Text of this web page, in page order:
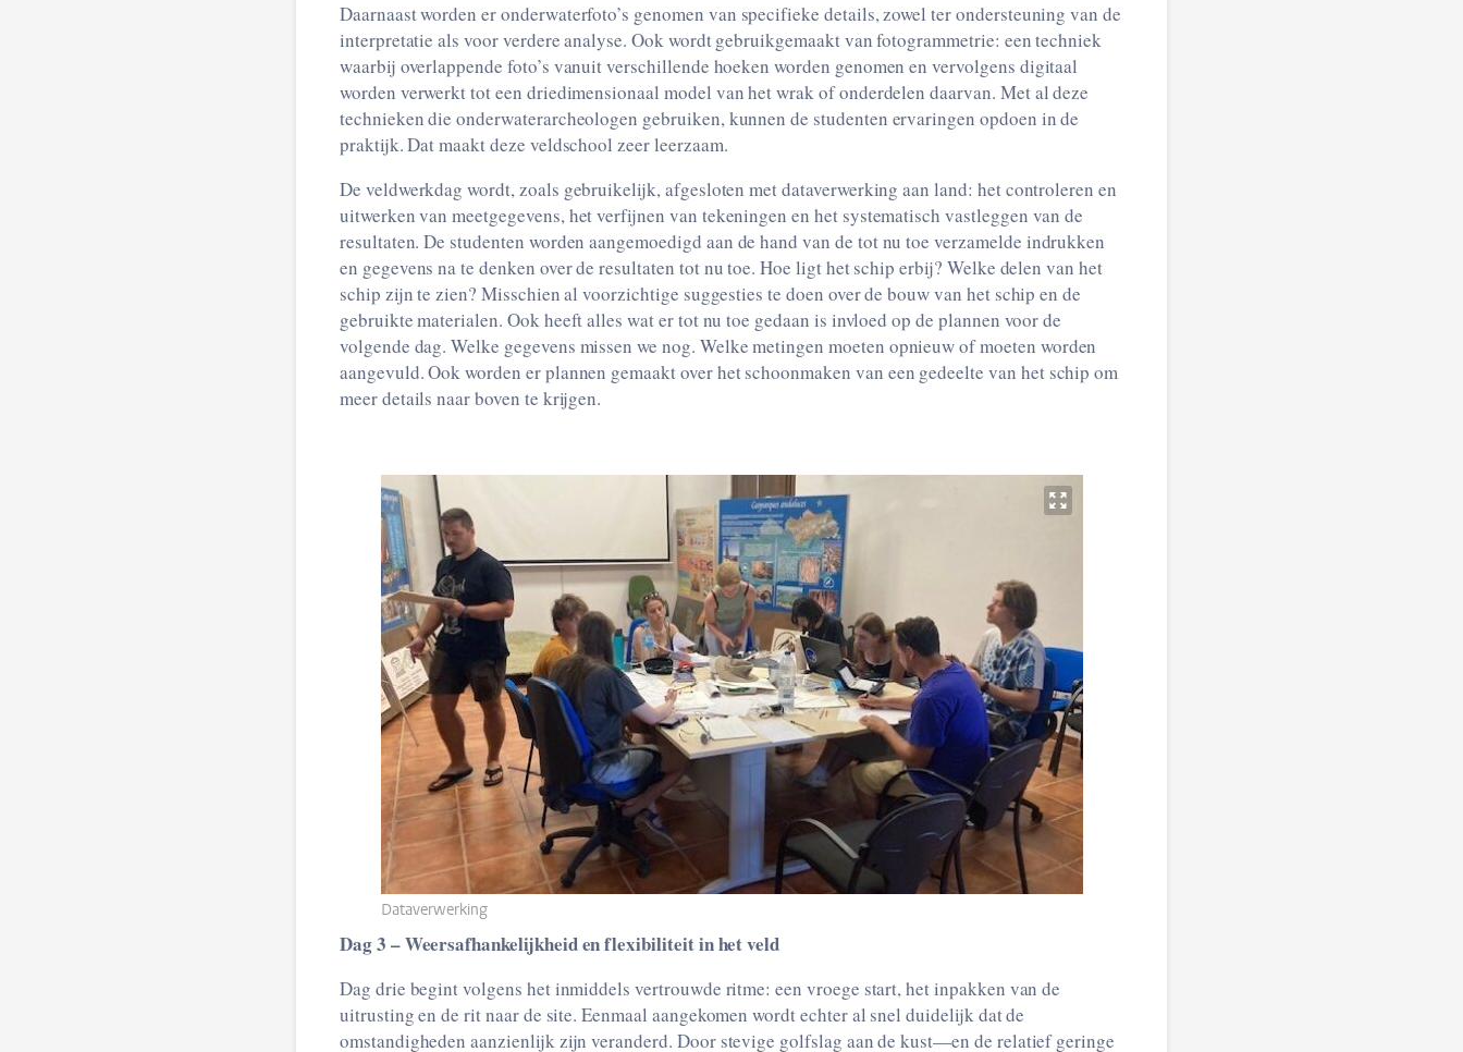
Daarnaast worden er onderwaterfoto’s genomen van specifieke details, zowel ter ondersteuning van de
interpretatie als voor verdere analyse. Ook wordt gebruikgemaakt van fotogrammetrie: een techniek
waarbij overlappende foto’s vanuit verschillende hoeken worden genomen en vervolgens digitaal
worden verwerkt tot een driedimensionaal model van het wrak of onderdelen daarvan. Met al deze
technieken die onderwaterarcheologen gebruiken, kunnen de studenten ervaringen opdoen in de
praktijk. Dat maakt deze veldschool zeer leerzaam.
De veldwerkdag wordt, zoals gebruikelijk, afgesloten met dataverwerking aan land: het controleren en
uitwerken van meetgegevens, het verfijnen van tekeningen en het systematisch vastleggen van de
resultaten. De studenten worden aangemoedigd aan de hand van de tot nu toe verzamelde indrukken
en gegevens na te denken over de resultaten tot nu toe. Hoe ligt het schip erbij? Welke delen van het
schip zijn te zien? Misschien al voorzichtige suggesties te doen over de bouw van het schip en de
gebruikte materialen. Ook heeft alles wat er tot nu toe gedaan is invloed op de plannen voor de
volgende dag. Welke gegevens missen we nog. Welke metingen moeten opnieuw of moeten worden
aangevuld. Ook worden er plannen gemaakt over het schoonmaken van een gedeelte van het schip om
meer details naar boven te krijgen.
Dataverwerking
Dag 3 – Weersafhankelijkheid en flexibiliteit in het veld
Dag drie begint volgens het inmiddels vertrouwde ritme: een vroege start, het inpakken van de
uitrusting en de rit naar de site. Eenmaal aangekomen wordt echter al snel duidelijk dat de
omstandigheden aanzienlijk zijn veranderd. Door stevige golfslag aan de kust—en de relatief geringe